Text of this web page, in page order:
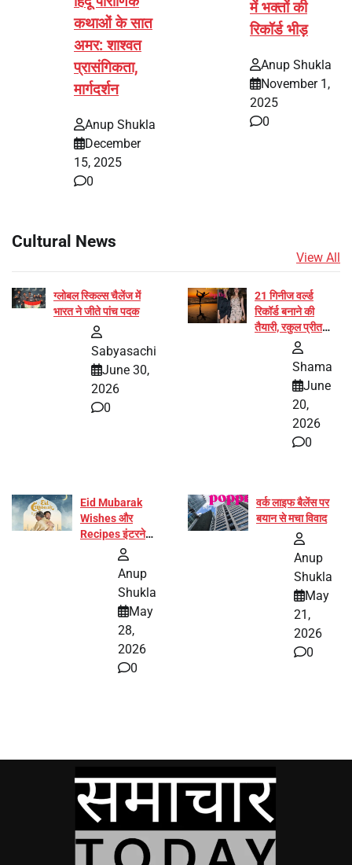
कथाओं के सात
अमर: शाश्वत
प्रासंगिकता,
मार्गदर्शन
Anup Shukla
December
15, 2025
0
में भक्तों की
रिकॉर्ड भीड़
Anup Shukla
November 1,
2025
0
Cultural News
View All
ग्लोबल स्किल्स चैलेंज में
भारत ने जीते पांच पदक
Sabyasachi
June 30,
2026
0
21 गिनीज वर्ल्ड
रिकॉर्ड बनाने की
तैयारी, रकुल प्रीत
और प्रज्ञा जायसवाल
बनीं योग अभियान का
Shama
June
20,
2026
0
Eid Mubarak
Wishes और
Recipes इंटरनेट
पर हुईं वायरल
Anup
Shukla
May
28,
2026
0
वर्क लाइफ बैलेंस पर
बयान से मचा विवाद
Anup
Shukla
May
21,
2026
0